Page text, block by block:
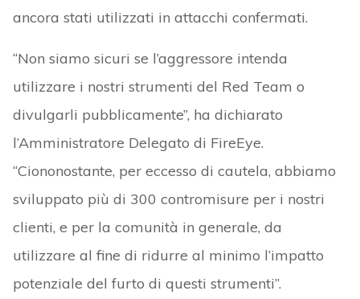
ancora stati utilizzati in attacchi confermati.
“Non siamo sicuri se l’aggressore intenda
utilizzare i nostri strumenti del Red Team o
divulgarli pubblicamente”, ha dichiarato
l’Amministratore Delegato di FireEye.
“Ciononostante, per eccesso di cautela, abbiamo
sviluppato più di 300 contromisure per i nostri
clienti, e per la comunità in generale, da
utilizzare al fine di ridurre al minimo l’impatto
potenziale del furto di questi strumenti”.